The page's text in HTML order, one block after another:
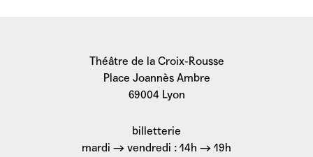
Théâtre de la Croix-Rousse
Place Joannès Ambre
69004 Lyon
billetterie
mardi → vendredi : 14h → 19h